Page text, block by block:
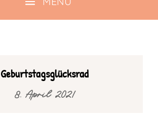
Geburtstagsglücksrad
8. April 2021